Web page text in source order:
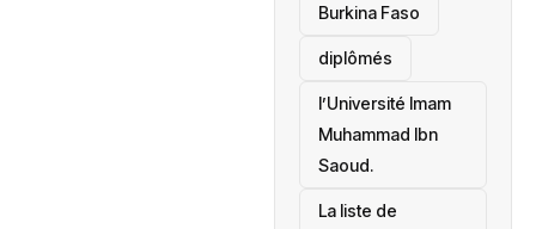
Burkina Faso
diplômés
l’Université Imam
Muhammad Ibn
Saoud.
‎La liste de